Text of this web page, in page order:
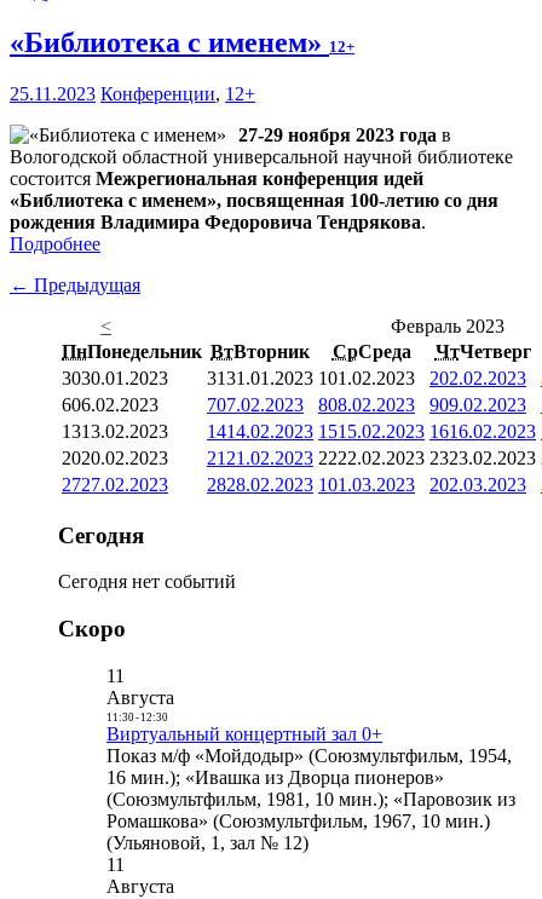
«Библиотека с именем» 12+
25.11.2023 Конференции, 12+
27-29 ноября 2023 года в
Вологодской областной универсальной научной библиотеке
состоится Межрегиональная конференция идей
«Библиотека с именем», посвященная 100-летию со дня
рождения Владимира Федоровича Тендрякова.
Подробнее
← Предыдущая
<
Февраль 2023
ПнПонедельник ВтВторник СрСреда ЧтЧетверг
3030.01.2023 3131.01.2023 101.02.2023 202.02.2023
606.02.2023 707.02.2023 808.02.2023 909.02.2023
1313.02.2023 1414.02.2023 1515.02.2023 1616.02.2023
2020.02.2023 21 21.02.2023 2222.02.2023 2323.02.2023
2727.02.2023 2828.02.2023 101.03.2023 202.03.2023
Сегодня
Сегодня нет событий
Скоро
11
Августа
11:30- 12:30
Виртуальный концертный зал 0+
Показ м/ф «Мойдодыр» (Союзмультфильм, 1954,
16 мин.); «Ивашка из Дворца пионеров»
(Союзмультфильм, 1981, 10 мин.); «Паровозик из
Ромашкова» (Союзмультфильм, 1967, 10 мин.)
(Ульяновой, 1, зал № 12)
11
Августа